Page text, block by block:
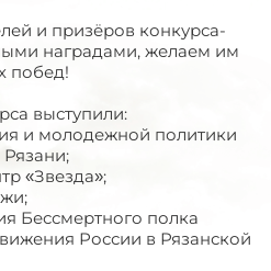
и призёров конкурса-
наградами, желаем им
побед!
выступили:
и молодежной политики
«Звезда»;
Бессмертного полка
России в Рязанской